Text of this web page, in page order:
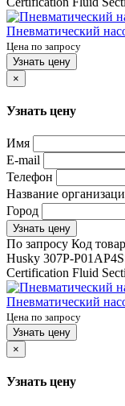
Пневматический
Цена по запросу
Узнать цену
×
Узнать цену
Имя
E-mail
Телефон
Название
Город
Узнать цену
По запросу Код
Husky 307P-
Certification Fluid
Пневматический
Цена по запросу
Узнать цену
×
Узнать цену